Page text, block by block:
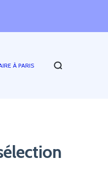
À PARIS